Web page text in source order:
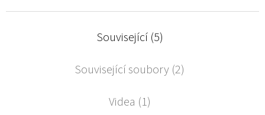
Související (5)
Související soubory (2)
Videa (1)